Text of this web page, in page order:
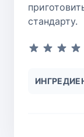
стандарту.